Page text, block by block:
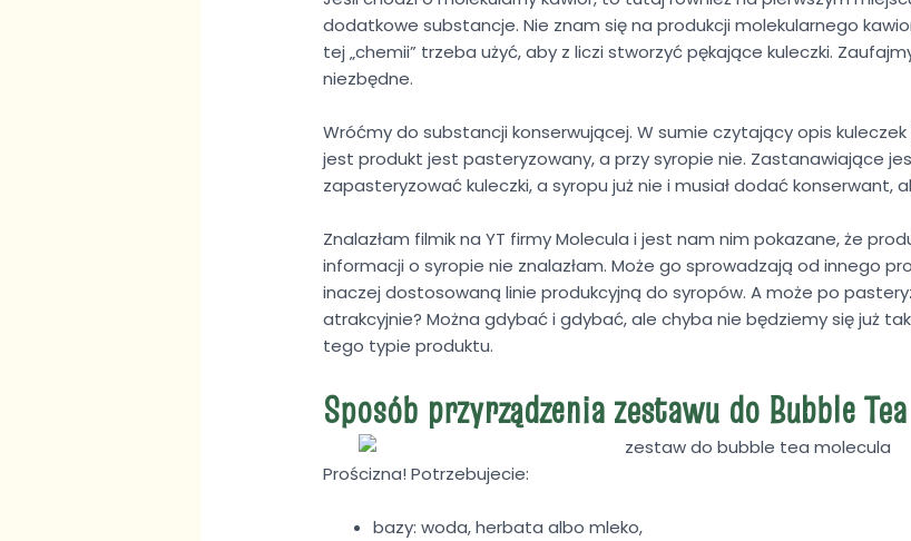
dodatkowe substancje. Nie znam się na produkcji molekularnego
tej „chemii” trzeba użyć, aby z liczi stworzyć pękające kuleczki.
niezbędne.
Wróćmy do substancji konserwującej. W sumie czytający opis kuleczek
jest produkt jest pasteryzowany, a przy syropie nie. Zastanawiające
zapasteryzować kuleczki, a syropu już nie i musiał dodać konserwant,
Znalazłam filmik na YT firmy Molecula i jest nam nim pokazane, że
informacji o syropie nie znalazłam. Może go sprowadzają od innego
inaczej dostosowaną linie produkcyjną do syropów. A może po
atrakcyjnie? Można gdybać i gdybać, ale chyba nie będziemy się już
tego typie produktu.
Sposób przyrządzenia zestawu do Bubble
Prościzna! Potrzebujecie:
bazy: woda, herbata albo mleko,